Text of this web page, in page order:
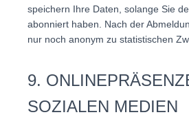
speichern Ihre Daten, solange Sie
abonniert haben. Nach der
nur noch anonym zu statistischen
9.
SOZIALEN MEDIEN